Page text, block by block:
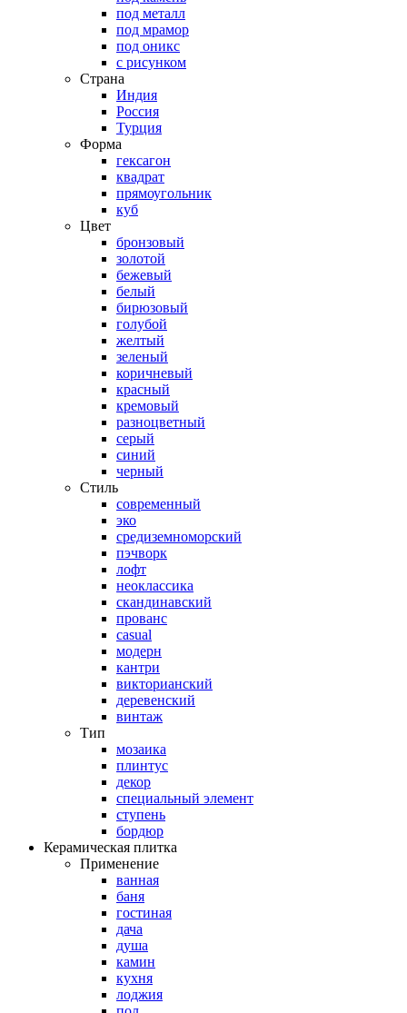
под металл
под мрамор
под оникс
с рисунком
Страна
Индия
Россия
Турция
Форма
гексагон
квадрат
прямоугольник
куб
Цвет
бронзовый
золотой
бежевый
белый
бирюзовый
голубой
желтый
зеленый
коричневый
красный
кремовый
разноцветный
серый
синий
черный
Стиль
современный
эко
средиземноморский
пэчворк
лофт
неоклассика
скандинавский
прованс
casual
модерн
кантри
викторианский
деревенский
винтаж
Тип
мозаика
плинтус
декор
специальный элемент
ступень
бордюр
Керамическая плитка
Применение
ванная
баня
гостиная
дача
душа
камин
кухня
лоджия